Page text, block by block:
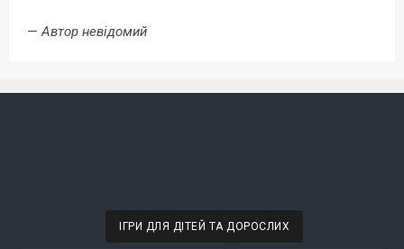
— Автор невідомий
ІГРИ ДЛЯ ДІТЕЙ ТА ДОРОСЛИХ